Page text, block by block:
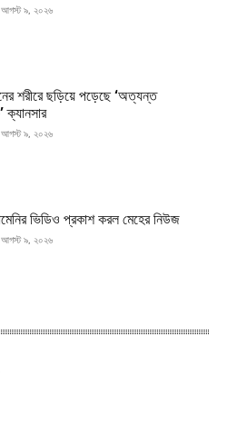
আগস্ট ৯, ২০২৬
শরীরে ছড়িয়ে পড়েছে ‘অত্যন্ত
ক্যানসার
আগস্ট ৯, ২০২৬
ভিডিও প্রকাশ করল মেহের নিউজ
আগস্ট ৯, ২০২৬